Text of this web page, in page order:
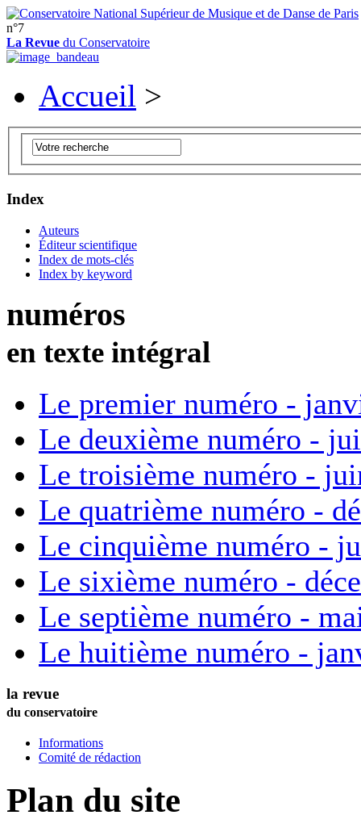
n°7
La Revue du Conservatoire
Accueil >
Index
Auteurs
Éditeur scientifique
Index de mots-clés
Index by keyword
numéros
en texte intégral
Le premier numéro -
Le deuxième numéro -
Le troisième numéro -
Le quatrième numéro -
Le cinquième numéro -
Le sixième numéro -
Le septième numéro -
Le huitième numéro -
la revue
du conservatoire
Informations
Comité de rédaction
Plan du site